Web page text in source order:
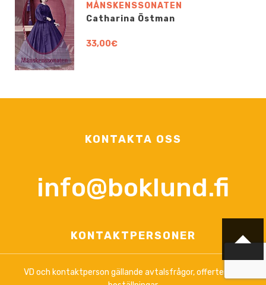
MÅNSKENSSONATEN
Catharina Östman
33,00€
KONTAKTA OSS
info@boklund.fi
KONTAKTPERSONER
VD och kontaktperson gällande avtalsfrågor, offerter och